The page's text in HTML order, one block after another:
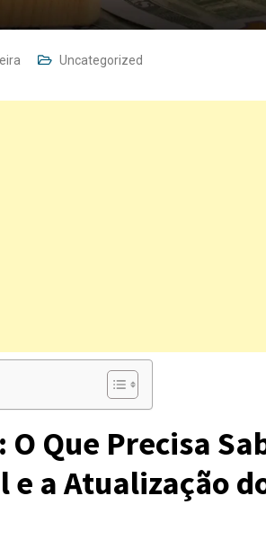
Uncategorized
Que Precisa
a Atualização